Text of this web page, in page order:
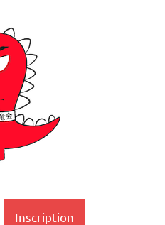
Inscription